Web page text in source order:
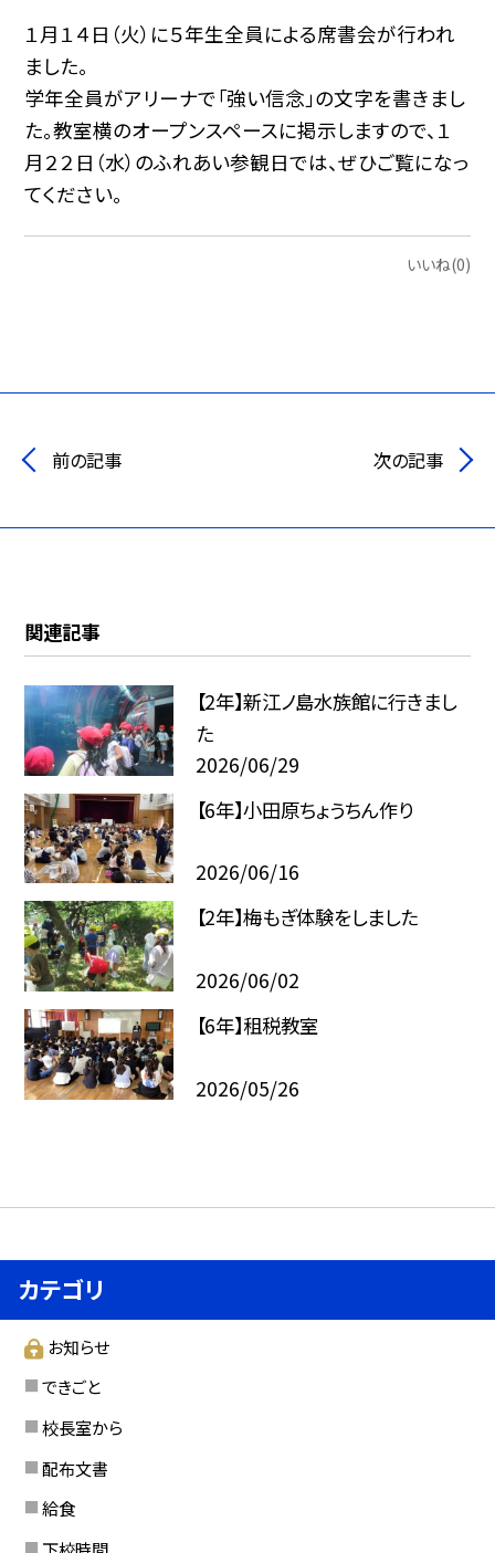
１月１４日（火）に５年生全員による席書会が行われ
ました。
学年全員がアリーナで「強い信念」の文字を書きまし
た。教室横のオープンスペースに掲示しますので、１
月２２日（水）のふれあい参観日では、ぜひご覧になっ
てください。
いいね(0)
前の記事 次の記事
関連記事
【2年】新江ノ島水族館に行きまし
た
2026/06/29
【6年】小田原ちょうちん作り
2026/06/16
【2年】梅もぎ体験をしました
2026/06/02
【6年】租税教室
2026/05/26
カテゴリ
お知らせ
できごと
校長室から
配布文書
給食